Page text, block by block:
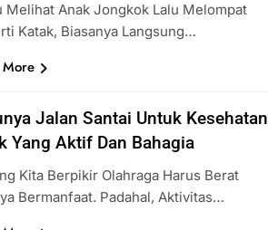
Melihat Anak Jongkok Lalu Melompat
Katak, Biasanya Langsung…
More
Jalan Santai Untuk Kesehatan
Yang Aktif Dan Bahagia
Kita Berpikir Olahraga Harus Berat
Bermanfaat. Padahal, Aktivitas…